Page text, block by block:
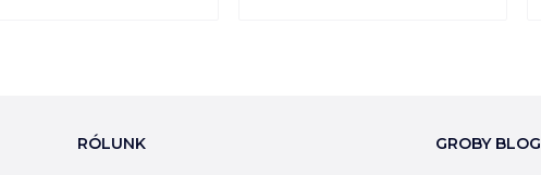
RÓLUNK GROBY BLOG